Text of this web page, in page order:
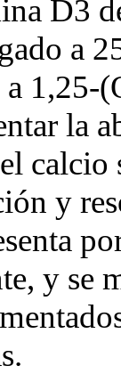
D3
a
a
la
y
y se